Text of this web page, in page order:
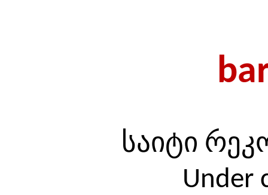
საიტი
Under